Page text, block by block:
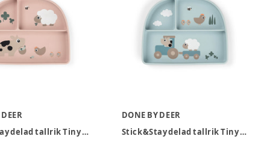
Stick&Stay delad tallrik Tiny farm Powder
DONE BY DEER
Stick&Stay delad tallrik Tiny farm Blå